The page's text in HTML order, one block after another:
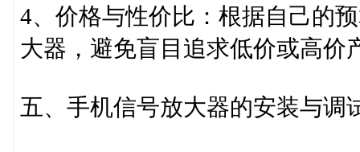
4、价格与性价比：根据自己的
大器，避免盲目追求低价或高价
五、手机信号放大器的安装与调